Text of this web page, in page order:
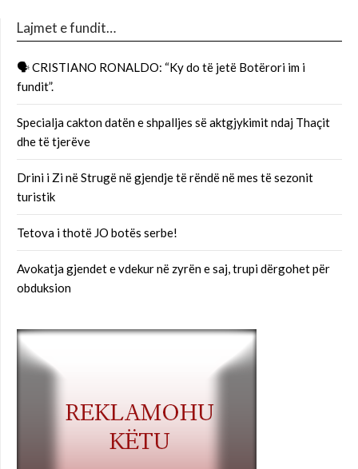
Lajmet e fundit…
🗣 CRISTIANO RONALDO: “Ky do të jetë Botërori im i
fundit”.
Specialja cakton datën e shpalljes së aktgjykimit ndaj Thaçit
dhe të tjerëve
Drini i Zi në Strugë në gjendje të rëndë në mes të sezonit
turistik
Tetova i thotë JO botës serbe!
Avokatja gjendet e vdekur në zyrën e saj, trupi dërgohet për
obduksion